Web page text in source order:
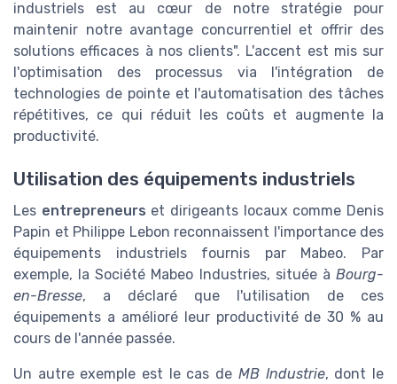
industriels est au cœur de notre stratégie pour
maintenir notre avantage concurrentiel et offrir des
solutions efficaces à nos clients". L'accent est mis sur
l'optimisation des processus via l'intégration de
technologies de pointe et l'automatisation des tâches
répétitives, ce qui réduit les coûts et augmente la
productivité.
Utilisation des équipements industriels
Les entrepreneurs et dirigeants locaux comme Denis
Papin et Philippe Lebon reconnaissent l'importance des
équipements industriels fournis par Mabeo. Par
exemple, la Société Mabeo Industries, située à Bourg-
en-Bresse, a déclaré que l'utilisation de ces
équipements a amélioré leur productivité de 30 % au
cours de l'année passée.
Un autre exemple est le cas de MB Industrie, dont le